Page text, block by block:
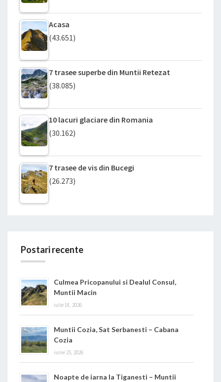
Acasa
(43.651)
7 trasee superbe din Muntii Retezat
(38.085)
10 lacuri glaciare din Romania
(30.162)
7 trasee de vis din Bucegi
(26.273)
Postari recente
Culmea Pricopanului si Dealul Consul,
Muntii Macin
iulie 18, 2026
Muntii Cozia, Sat Serbanesti – Cabana
Cozia
iunie 25, 2026
Noapte de iarna la Tiganesti – Muntii